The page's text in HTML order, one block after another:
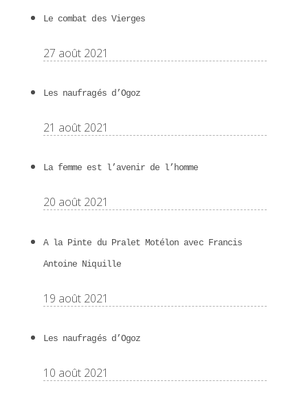
Le combat des Vierges
27 août 2021
Les naufragés d’Ogoz
21 août 2021
La femme est l’avenir de l’homme
20 août 2021
A la Pinte du Pralet Motélon avec Francis
Antoine Niquille
19 août 2021
Les naufragés d’Ogoz
10 août 2021